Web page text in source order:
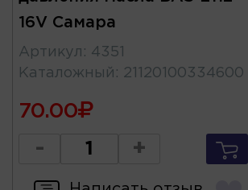
16V Самара
Артикул : 4351
Каталожный : 21120100334600
70.00
- +